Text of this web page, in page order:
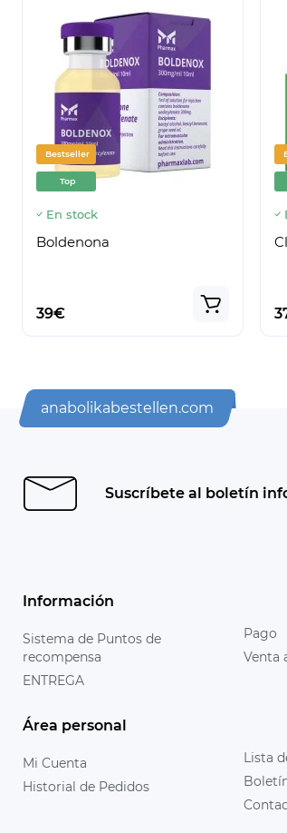
Bestseller
Top
En stock
Boldenona
39€
anabolikabestellen.com
Suscríbete al boletín
Información
Sistema de Puntos de
recompensa
ENTREGA
Pago
Venta
Área personal
Mi Cuenta
Historial de Pedidos
Lista